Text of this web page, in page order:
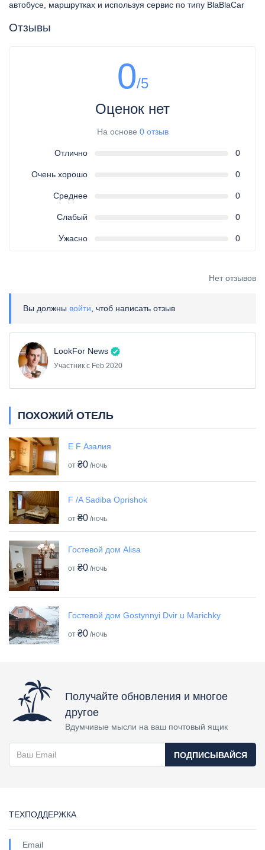
автобусе, маршрутках и используя сервис по типу BlaBlaCar
Отзывы
0/5
Оценок нет
На основе 0 отзыв
Отлично 0
Очень хорошо 0
Среднее 0
Слабый 0
Ужасно 0
Нет отзывов
Вы должны войти , чтоб написать отзыв
LookFor News
Участник с Feb 2020
ПОХОЖИЙ ОТЕЛЬ
E F Азалия
от ₴0 /ночь
F /A Sadiba Oprishok
от ₴0 /ночь
Гостевой дом Alisa
от ₴0 /ночь
Гостевой дом Gostynnyi Dvir u Marichky
от ₴0 /ночь
Получайте обновления и многое
другое
Вдумчивые мысли на ваш почтовый ящик
ПОДПИСЫВАЙСЯ
ТЕХПОДДЕРЖКА
Email